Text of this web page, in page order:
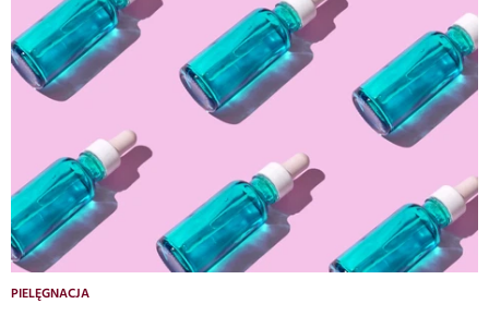
PIELĘGNACJA